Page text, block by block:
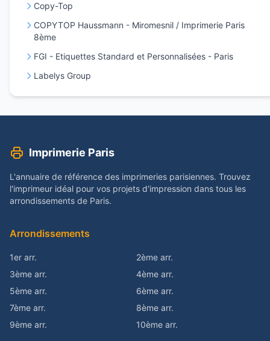
Copy-Top
COPYTOP Haussmann - Miromesnil / Imprimerie Paris
8ème
FGI - Etiquettes Standard et Personnalisées - Paris
Labelys Group
Imprimerie Paris
L'annuaire de référence des imprimeries parisiennes. Trouvez
l'imprimeur idéal pour vos projets d'impression dans tous les
arrondissements de Paris.
Arrondissements
1er arr.
2ème arr.
3ème arr.
4ème arr.
5ème arr.
6ème arr.
7ème arr.
8ème arr.
9ème arr.
10ème arr.